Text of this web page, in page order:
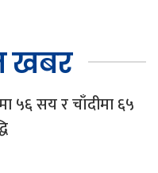
खबर
५६ सय र चाँदीमा ६५